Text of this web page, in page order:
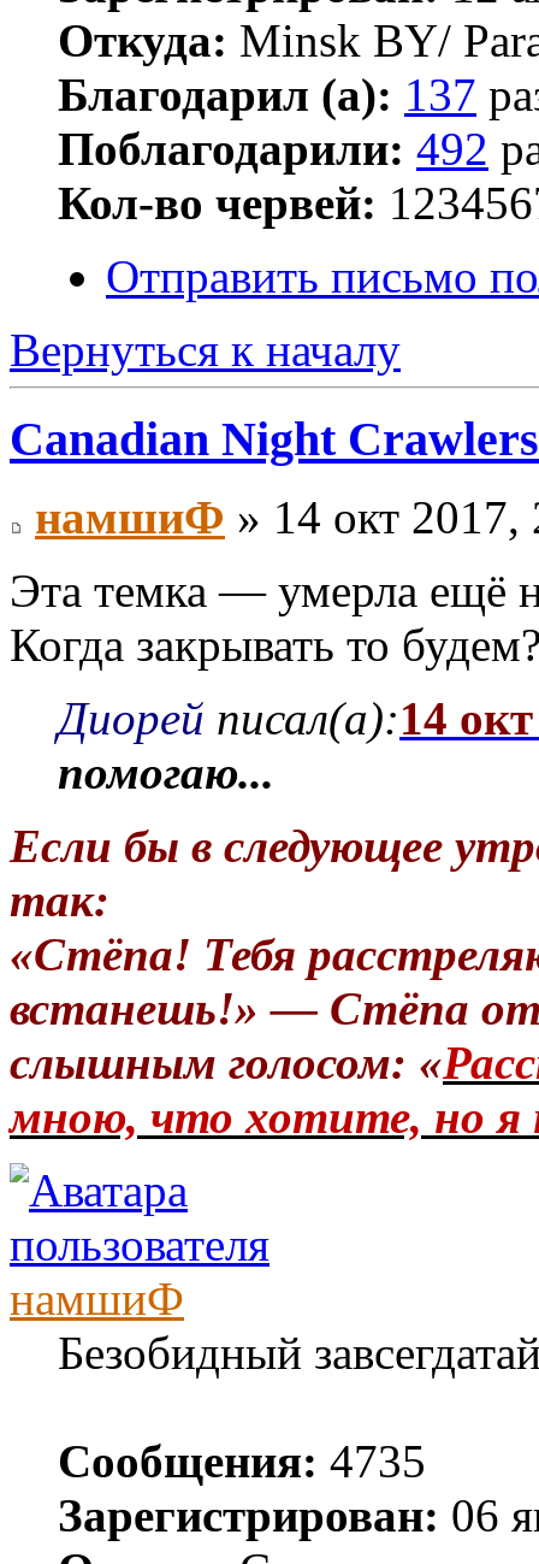
Откуда: Minsk BY/
Благодарил (а): 137
Поблагодарили: 492
Кол-во червей:
Отправить письмо
Вернуться к началу
Canadian Night Crawlers
намшиФ » 14 окт 2017,
Эта темка — умерла ещё
Когда закрывать то
Диорей писал(а):14
помогаю...
Если бы в следующее
так:
«Стёпа! Тебя
встанешь!» — Стёпа
слышным голосом: «
мною, что хотите, но я
намшиФ
Безобидный
Сообщения: 4735
Зарегистрирован: 06